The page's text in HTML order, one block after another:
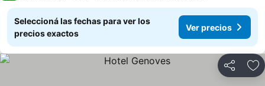
Seleccioná las fechas para ver los
precios exactos
Ver precios
Compartir